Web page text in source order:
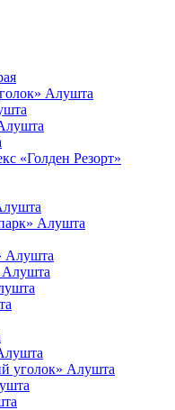
Алушта
«Голден Резорт»
Алушта
Алушта
Алушта
уголок» Алушта